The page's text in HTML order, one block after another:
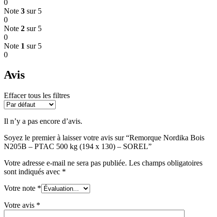
0
Note 3 sur 5
0
Note 2 sur 5
0
Note 1 sur 5
0
Avis
Effacer tous les filtres
Il n’y a pas encore d’avis.
Soyez le premier à laisser votre avis sur “Remorque Nordika Bois
N205B – PTAC 500 kg (194 x 130) – SOREL”
Votre adresse e-mail ne sera pas publiée. Les champs obligatoires
sont indiqués avec *
Votre note *
Votre avis *